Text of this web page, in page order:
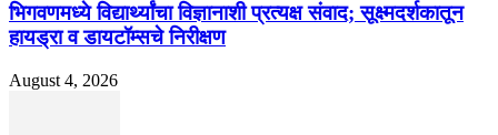
भिगवणमध्ये विद्यार्थ्यांचा विज्ञानाशी प्रत्यक्ष संवाद; सूक्ष्मदर्शकातून
हायड्रा व डायटॉम्सचे निरीक्षण
August 4, 2026